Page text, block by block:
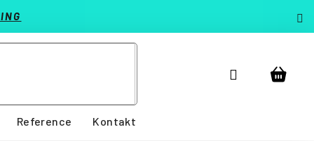
Přihlášení
Reference Kontakt